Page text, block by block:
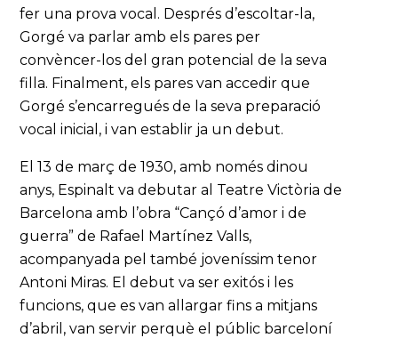
fer una prova vocal. Després d’escoltar-la,
Gorgé va parlar amb els pares per
convèncer-los del gran potencial de la seva
filla. Finalment, els pares van accedir que
Gorgé s’encarregués de la seva preparació
vocal inicial, i van establir ja un debut.
El 13 de març de 1930, amb només dinou
anys, Espinalt va debutar al Teatre Victòria de
Barcelona amb l’obra “Cançó d’amor i de
guerra” de Rafael Martínez Valls,
acompanyada pel també joveníssim tenor
Antoni Miras. El debut va ser exitós i les
funcions, que es van allargar fins a mitjans
d’abril, van servir perquè el públic barceloní